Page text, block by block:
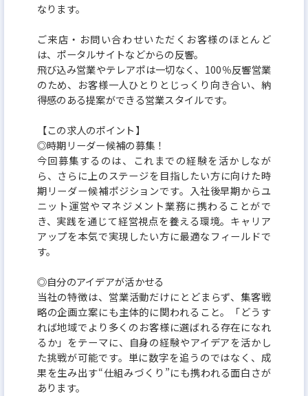
なります。
ご来店・お問い合わせいただくお客様のほとんど
は、ポータルサイトなどからの反響。
飛び込み営業やテレアポは一切なく、100％反響営業
のため、お客様一人ひとりとじっくり向き合い、納
得感のある提案ができる営業スタイルです。
【この求人のポイント】
◎時期リーダー候補の募集！
今回募集するのは、これまでの経験を活かしなが
ら、さらに上のステージを目指したい方に向けた時
期リーダー候補ポジションです。入社後早期からユ
ニット運営やマネジメント業務に携わることがで
き、実践を通じて経営視点を養える環境。キャリア
アップを本気で実現したい方に最適なフィールドで
す。
◎自分のアイデアが活かせる
当社の特徴は、営業活動だけにとどまらず、集客戦
略の企画立案にも主体的に関われること。「どうす
れば地域でより多くのお客様に選ばれる存在になれ
るか」をテーマに、自身の経験やアイデアを活かし
た挑戦が可能です。単に数字を追うのではなく、成
果を生み出す“仕組みづくり”にも携われる面白さが
あります。